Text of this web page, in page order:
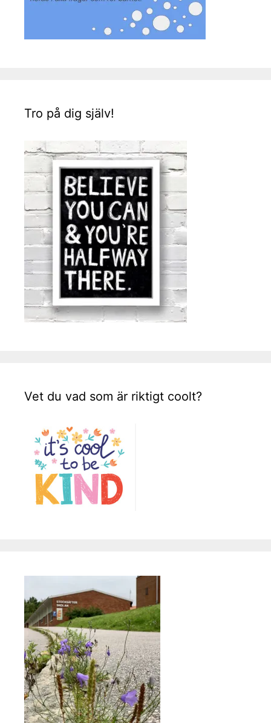
Tro på dig själv!
Vet du vad som är riktigt coolt?